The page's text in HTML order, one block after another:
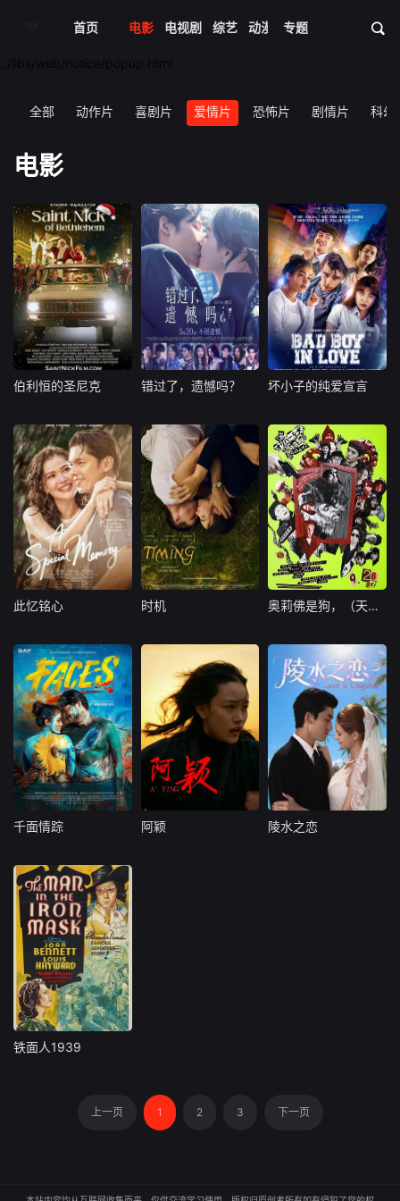
首页 电影 电视剧 综艺 动漫 短剧大全 资
专题
全部 动作片 喜剧片 爱情片 恐怖片 剧情片 科幻
电影
伯利恒的圣尼克
伯利恒的圣尼克 错过了，遗憾吗？
错过了，遗憾吗？ 坏小子的纯爱宣言
坏小子的纯爱宣言
此忆铭心
此忆铭心 时机
时机 奥莉佛是狗，（天哪！！）这家伙电影版 奥莉佛是狗，（天哪！！）这家伙电影版
千面情踪
千面情踪 阿颖
阿颖 陵水之恋
陵水之恋
铁面人1939
铁面人1939
上一页 1 2 3 下一页